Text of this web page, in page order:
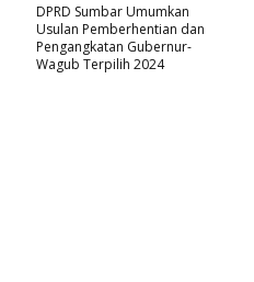
DPRD Sumbar Umumkan
Usulan Pemberhentian dan
Pengangkatan Gubernur-
Wagub Terpilih 2024